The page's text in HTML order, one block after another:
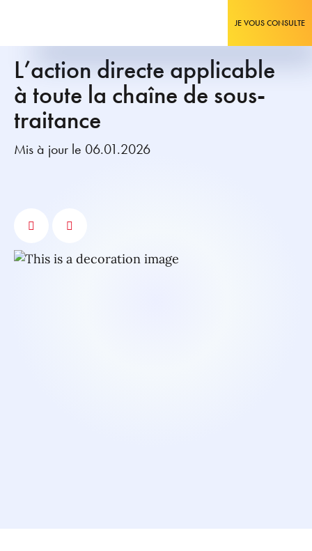
JE VOUS CONSULTE
L’action directe applicable
à toute la chaîne de sous-
traitance
Mis à jour le 06.01.2026